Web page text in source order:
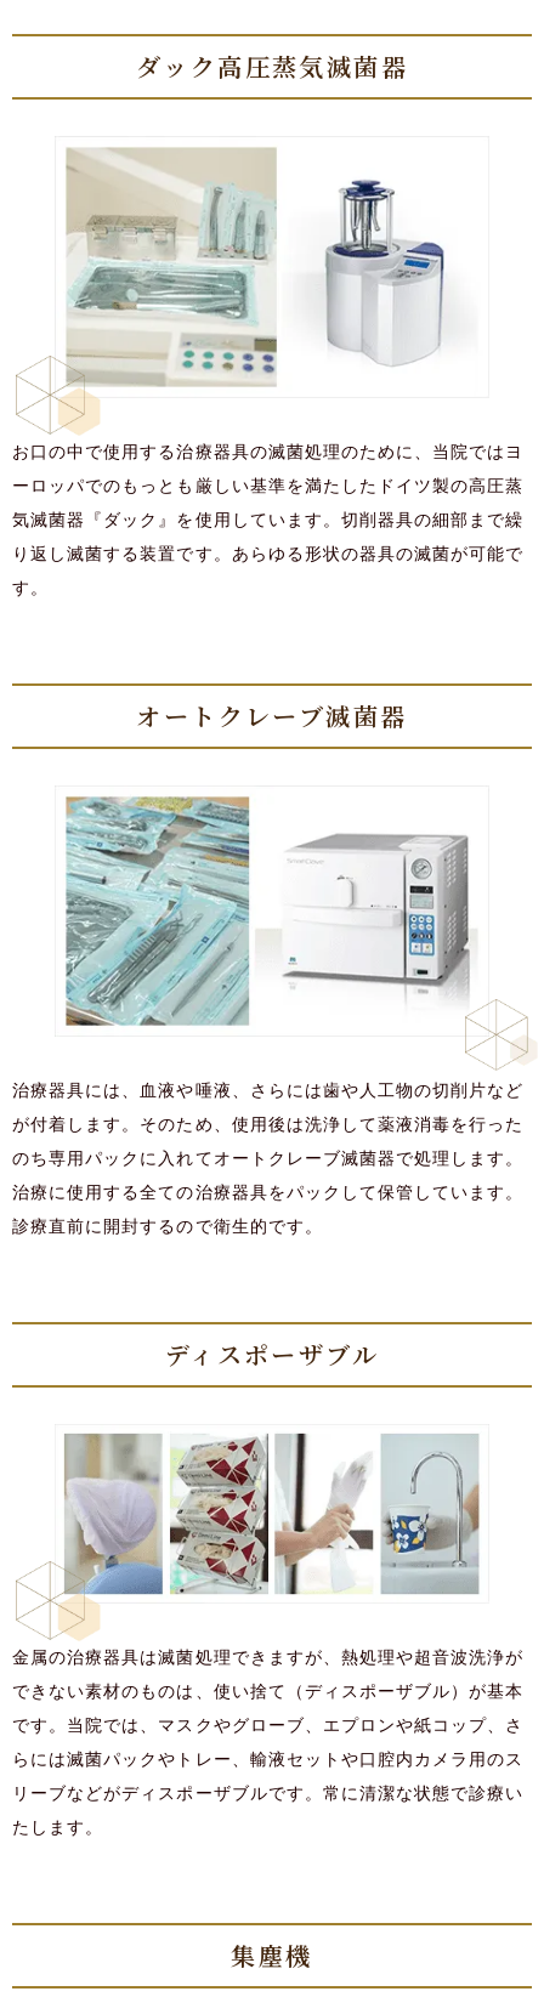
ダック高圧蒸気滅菌器
お口の中で使用する治療器具の滅菌処理のために、当院ではヨ
ーロッパでのもっとも厳しい基準を満たしたドイツ製の高圧蒸
気滅菌器『ダック』を使用しています。切削器具の細部まで繰
り返し滅菌する装置です。あらゆる形状の器具の滅菌が可能で
す。
オートクレーブ滅菌器
治療器具には、血液や唾液、さらには歯や人工物の切削片など
が付着します。そのため、使用後は洗浄して薬液消毒を行った
のち専用パックに入れてオートクレーブ滅菌器で処理します。
治療に使用する全ての治療器具をパックして保管しています。
診療直前に開封するので衛生的です。
ディスポーザブル
金属の治療器具は滅菌処理できますが、熱処理や超音波洗浄が
できない素材のものは、使い捨て（ディスポーザブル）が基本
です。当院では、マスクやグローブ、エプロンや紙コップ、さ
らには滅菌パックやトレー、輸液セットや口腔内カメラ用のス
リーブなどがディスポーザブルです。常に清潔な状態で診療い
たします。
集塵機